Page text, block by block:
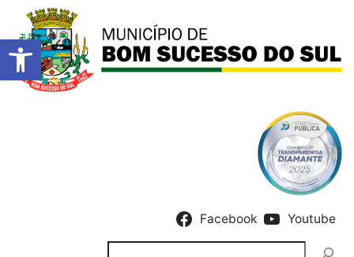
Barra de Ferramentas
Facebook Youtube